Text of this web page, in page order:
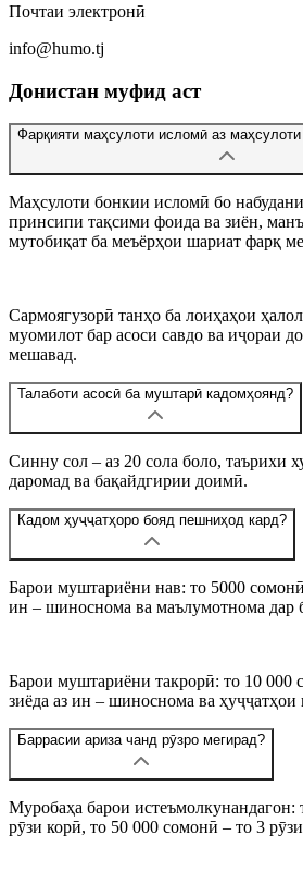
Почтаи электронӣ
info@humo.tj
Донистан муфид аст
Фарқияти маҳсулоти исломӣ аз
Маҳсулоти бонкии исломӣ бо
принсипи тақсими фоида ва зиён,
мутобиқат ба меъёрҳои шариат фарқ
Сармоягузорӣ танҳо ба лоиҳаҳои
муомилот бар асоси савдо ва иҷораи
мешавад.
Талаботи асосӣ ба муштарӣ кадомҳоянд?
Синну сол – аз 20 сола боло, таърихи
даромад ва бақайдгирии доимӣ.
Кадом ҳуҷҷатҳоро бояд пешниҳод кард?
Барои муштариёни нав: то 5000
ин – шиноснома ва маълумотнома дар
Барои муштариёни такрорӣ: то 10
зиёда аз ин – шиноснома ва ҳуҷҷатҳои
Баррасии ариза чанд рӯзро мегирад?
Муробаҳа барои истеъмолкунандагон:
рӯзи корӣ, то 50 000 сомонӣ – то 3